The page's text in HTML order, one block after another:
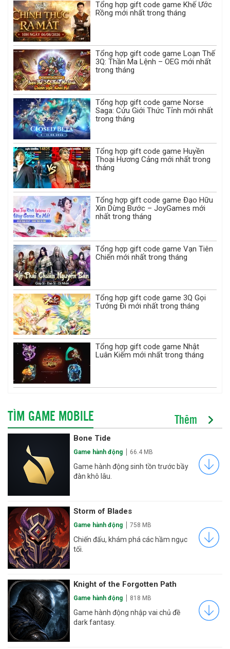
Tổng hợp gift code game Khế Ước
Rồng mới nhất trong tháng
Tổng hợp gift code game Loạn Thế
3Q: Thần Ma Lệnh – OEG mới nhất
trong tháng
Tổng hợp gift code game Norse
Saga: Cửu Giới Thức Tỉnh mới nhất
trong tháng
Tổng hợp gift code game Huyền
Thoại Hương Cảng mới nhất trong
tháng
Tổng hợp gift code game Đạo Hữu
Xin Dừng Bước – JoyGames mới
nhất trong tháng
Tổng hợp gift code game Vạn Tiên
Chiến mới nhất trong tháng
Tổng hợp gift code game 3Q Gọi
Tướng Đi mới nhất trong tháng
Tổng hợp gift code game Nhật
Luân Kiếm mới nhất trong tháng
TÌM GAME MOBILE Thêm
Bone Tide
Game hành động 66.4 MB
Game hành động sinh tồn trước bầy
đàn khô lâu.
Storm of Blades
Game hành động 758 MB
Chiến đấu, khám phá các hầm ngục
tối.
Knight of the Forgotten Path
Game hành động 818 MB
Game hành động nhập vai chủ đề
dark fantasy.